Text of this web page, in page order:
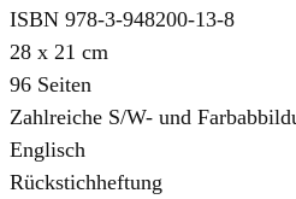
ISBN 978-3-948200-13-8
28 x 21 cm
96 Seiten
Zahlreiche S/W- und
Englisch
Rückstichheftung